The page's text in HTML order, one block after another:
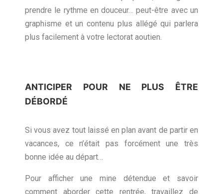
prendre le rythme en douceur… peut-être avec un
graphisme et un contenu plus allégé qui parlera
plus facilement à votre lectorat aoutien.
ANTICIPER POUR NE PLUS ÊTRE
DÉBORDÉ
Si vous avez tout laissé en plan avant de partir en
vacances, ce n’était pas forcément une très
bonne idée au départ…
Pour afficher une mine détendue et savoir
comment aborder cette rentrée, travaillez de